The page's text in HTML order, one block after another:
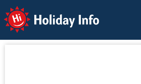
Holiday Info